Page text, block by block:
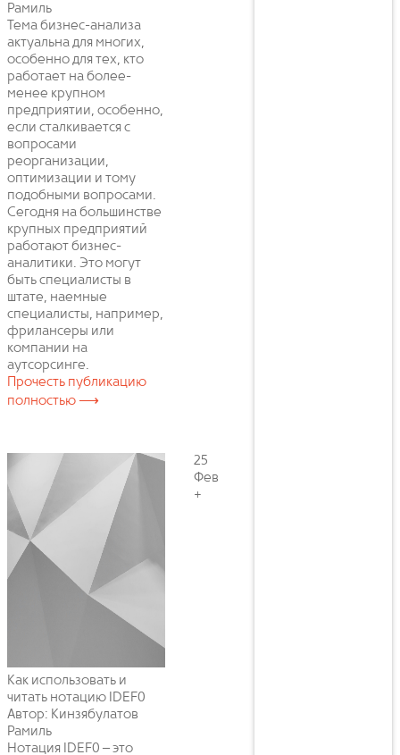
Рамиль
Тема бизнес-анализа
актуальна для многих,
особенно для тех, кто
работает на более-
менее крупном
предприятии, особенно,
если сталкивается с
вопросами
реорганизации,
оптимизации и тому
подобными вопросами.
Сегодня на большинстве
крупных предприятий
работают бизнес-
аналитики. Это могут
быть специалисты в
штате, наемные
специалисты, например,
фрилансеры или
компании на
аутсорсинге.
Прочесть публикацию
полностью ⟶
Как использовать и
читать нотацию IDEF0
Автор: Кинзябулатов
Рамиль
Нотация IDEF0 – это
25
Фев
+